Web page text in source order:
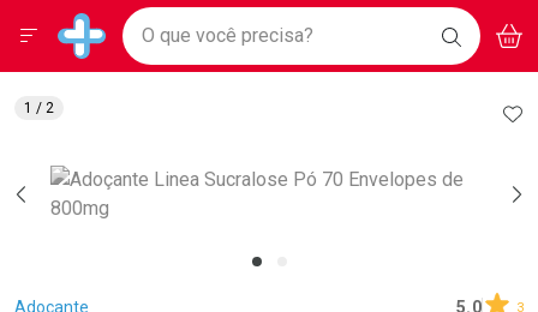
Drogarias Pacheco
Baixe nosso APP e aproveite Ofertas Exclusivas!
BAIXE
O APP
Ir direto para a home
pela página
Ir direto para o conteúdo
Ir direto para a busca
Ir direto para a conta
Ir direto para a notificações
Ir direto para o carrinho
Ir direto para o menu
Faça a sua busca
O que você precisa? BUSCAR
Menu
Adoçante 5.0 3
1 / 2